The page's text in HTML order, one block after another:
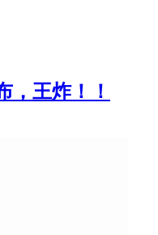
，王炸！！